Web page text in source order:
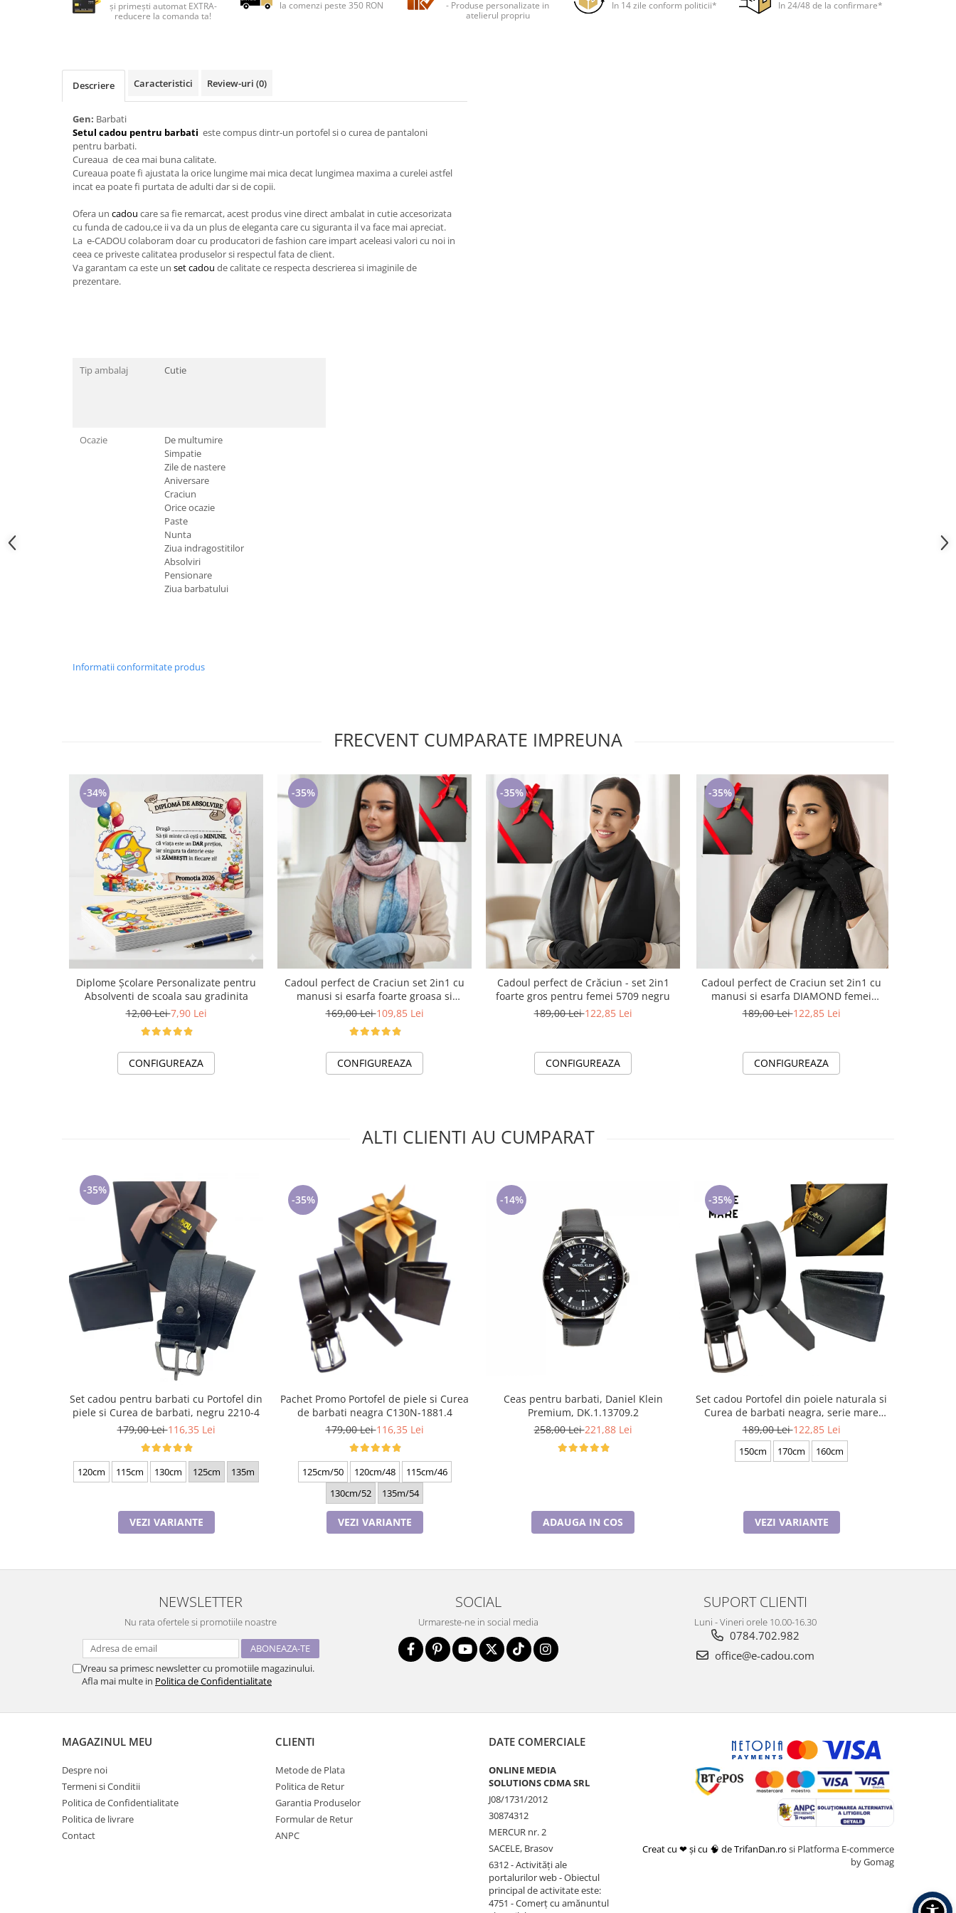
Lenjerii de pat pentru copii
Pijamale de CRACIUN
Pijamale de dama
Pijamale de barbati
Halate si capoate
WINTER Collection
Halate si pijamale Family
Seturi elegante femei
Pijamale de copii
Pijamale BIG SIZE femei
Cadouri ocazii speciale
Cadouri pentru Bunici
Cadouri pentru profesori sau absolventi
Cadouri pentru CUPLU El & Ea
Cadouri Iubitori de animale
Cadouri pentru Sfânta Maria
și primești automat EXTRA-
reducere la comanda ta!
la comenzi peste 350 RON
- Produse personalizate in
atelierul propriu
In 14 zile conform politicii* In 24/48 de la confirmare*
Descriere Caracteristici Review-uri (0)
Gen: Barbati
Setul cadou pentru barbati este compus dintr-un portofel si o curea de pantaloni
pentru barbati.
Cureaua de cea mai buna calitate.
Cureaua poate fi ajustata la orice lungime mai mica decat lungimea maxima a curelei astfel
incat ea poate fi purtata de adulti dar si de copii.
Ofera un cadou care sa fie remarcat, acest produs vine direct ambalat in cutie accesorizata
cu funda de cadou,ce ii va da un plus de eleganta care cu siguranta il va face mai apreciat.
La e-CADOU colaboram doar cu producatori de fashion care impart aceleasi valori cu noi in
ceea ce priveste calitatea produselor si respectul fata de client.
Va garantam ca este un set cadou de calitate ce respecta descrierea si imaginile de
prezentare.
Tip ambalaj Cutie
Ocazie
De multumire
Simpatie
Zile de nastere
Aniversare
Craciun
Orice ocazie
Paste
Nunta
Ziua indragostitilor
Absolviri
Pensionare
Ziua barbatului
Informatii conformitate produs
FRECVENT CUMPARATE IMPREUNA
-34%
Diplome Școlare Personalizate pentru
Absolventi de scoala sau gradinita
12,00 Lei7,90 Lei
CONFIGUREAZA
-35%
Cadoul perfect de Craciun set 2in1 cu
manusi si esarfa foarte groasa si
calduroasa 2523.07.06
169,00 Lei109,85 Lei
CONFIGUREAZA
-35%
Cadoul perfect de Crăciun - set 2in1
foarte gros pentru femei 5709 negru
189,00 Lei122,85 Lei
CONFIGUREAZA
-35%
Cadoul perfect de Craciun set 2in1 cu
manusi si esarfa DIAMOND femei
D50314 negru
189,00 Lei122,85 Lei
CONFIGUREAZA
ALTI CLIENTI AU CUMPARAT
-35%
Set cadou pentru barbati cu Portofel din
piele si Curea de barbati, negru 2210-4
179,00 Lei116,35 Lei
120cm 115cm 130cm 125cm 135m
VEZI VARIANTE
-35%
Pachet Promo Portofel de piele si Curea
de barbati neagra C130N-1881.4
179,00 Lei116,35 Lei
125cm/50 120cm/48
115cm/46
130cm/52
135m/54
VEZI VARIANTE
-14%
Ceas pentru barbati, Daniel Klein
Premium, DK.1.13709.2
258,00 Lei221,88 Lei
ADAUGA IN COS
-35%
Set cadou Portofel din poiele naturala si
Curea de barbati neagra, serie mare
battal, A702-4.N_1379
189,00 Lei122,85 Lei
150cm 170cm 160cm
VEZI VARIANTE
NEWSLETTER
Nu rata ofertele si promotiile noastre
Vreau sa primesc newsletter cu promotiile magazinului.
Afla mai multe in Politica de Confidentialitate
SOCIAL
Urmareste-ne in social media
SUPORT CLIENTI
Luni - Vineri orele 10.00-16.30
0784.702.982
office@e-cadou.com
MAGAZINUL MEU
Despre noi
Termeni si Conditii
Politica de Confidentialitate
Politica de livrare
Contact
CLIENTI
Metode de Plata
Politica de Retur
Garantia Produselor
Formular de Retur
ANPC
DATE COMERCIALE
ONLINE MEDIA
SOLUTIONS CDMA SRL
J08/1731/2012
30874312
MERCUR nr. 2
SACELE, Brasov
6312 - Activităţi ale
portalurilor web - Obiectul
principal de activitate este:
4751 - Comerţ cu amănuntul
Creat cu ❤ și cu 🧠 de TrifanDan.ro si Platforma E-commerce
by Gomag